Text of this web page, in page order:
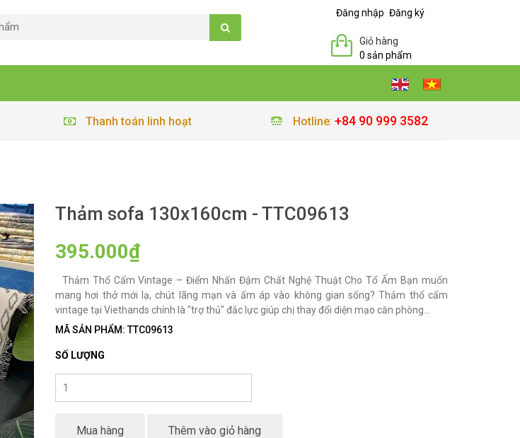
Đăng nhập Đăng ký
Giỏ hàng
0 sản phẩm
Thanh toán linh hoạt Hotline: +84 90 999 3582
Thảm sofa 130x160cm - TTC09613
395.000₫
Thảm Thổ Cẩm Vintage – Điểm Nhấn Đậm Chất Nghệ Thuật Cho Tổ Ấm Bạn muốn
mang hơi thở mới lạ, chút lãng mạn và ấm áp vào không gian sống? Thảm thổ cẩm
vintage tại Viethands chính là "trợ thủ" đắc lực giúp chị thay đổi diện mạo căn phòng...
MÃ SẢN PHẨM: TTC09613
SỐ LƯỢNG
Mua hàng Thêm vào giỏ hàng